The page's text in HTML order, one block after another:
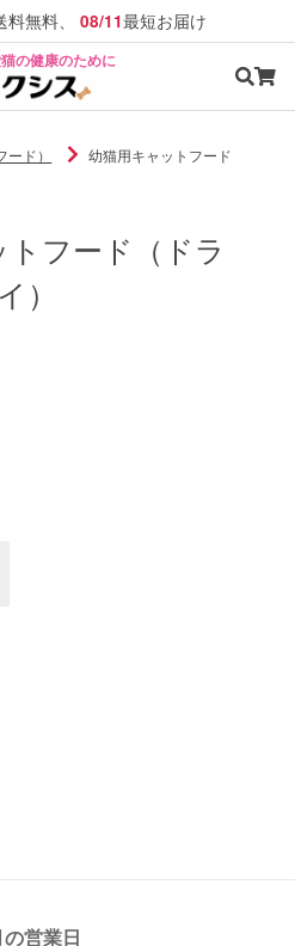
料無料、 08/11最短お届け
の健康のために
ド）
幼猫用キャットフード
フード（ドラ
イ）
営業日